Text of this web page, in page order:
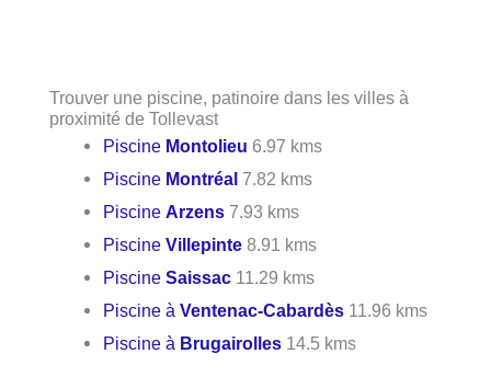
Trouver une piscine, patinoire dans les villes à
proximité de Tollevast
Piscine Montolieu 6.97 kms
Piscine Montréal 7.82 kms
PiscineArzens 7.93 kms
PiscineVillepinte 8.91 kms
PiscineSaissac 11.29 kms
Piscine àVentenac-Cabardès 11.96 kms
Piscine à Brugairolles 14.5 kms